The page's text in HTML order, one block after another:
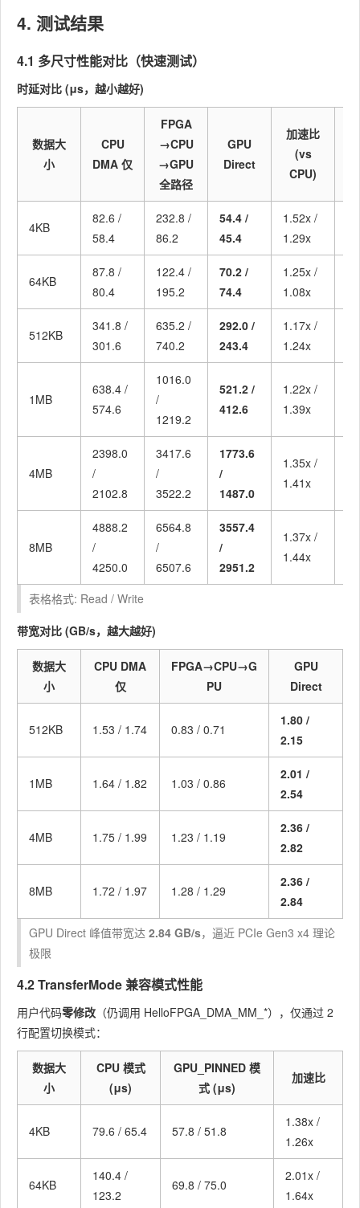
4. 测试结果
4.1 多尺寸性能对比（快速测试）
时延对比 (μs，越小越好)
数据大
小
CPU
DMA 仅
FPGA
→CPU
→GPU
全路径
GPU
Direct
加速比
(vs
CPU)
4KB
82.6 /
58.4
232.8 /
86.2
54.4 /
45.4
1.52x /
1.29x
64KB
87.8 /
80.4
122.4 /
195.2
70.2 /
74.4
1.25x /
1.08x
512KB
341.8 /
301.6
635.2 /
740.2
292.0 /
243.4
1.17x /
1.24x
1MB
638.4 /
574.6
1016.0
/
1219.2
521.2 /
412.6
1.22x /
1.39x
4MB
2398.0
/
2102.8
3417.6
/
3522.2
1773.6
/
1487.0
1.35x /
1.41x
8MB
4888.2
/
4250.0
6564.8
/
6507.6
3557.4
/
2951.2
1.37x /
1.44x
表格格式: Read / Write
带宽对比 (GB/s，越大越好)
数据大
小
CPU DMA
仅
FPGA→CPU→G
PU
GPU
Direct
512KB 1.53 / 1.74 0.83 / 0.71
1.80 /
2.15
1MB 1.64 / 1.82 1.03 / 0.86
2.01 /
2.54
4MB 1.75 / 1.99 1.23 / 1.19
2.36 /
2.82
8MB 1.72 / 1.97 1.28 / 1.29
2.36 /
2.84
GPU Direct 峰值带宽达 2.84 GB/s，逼近 PCIe Gen3 x4 理论
极限
4.2 TransferMode 兼容模式性能
用户代码零修改 （仍调用 HelloFPGA_DMA_MM_*），仅通过 2
行配置切换模式：
数据大
小
CPU 模式
(μs)
GPU_PINNED 模
式 (μs)
加速比
4KB 79.6 / 65.4 57.8 / 51.8
1.38x /
1.26x
64KB
140.4 /
123.2
69.8 / 75.0
2.01x /
1.64x